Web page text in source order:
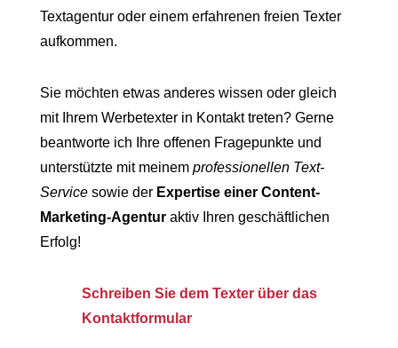
Textagentur oder einem erfahrenen freien Texter
aufkommen.
Sie möchten etwas anderes wissen oder gleich
mit Ihrem Werbetexter in Kontakt treten? Gerne
beantworte ich Ihre offenen Fragepunkte und
unterstützte mit meinem professionellen Text-
Servicesowie der Expertise einer Content-
Marketing-Agenturaktiv Ihren geschäftlichen
Erfolg!
Schreiben Sie dem Texter über das
Kontaktformular